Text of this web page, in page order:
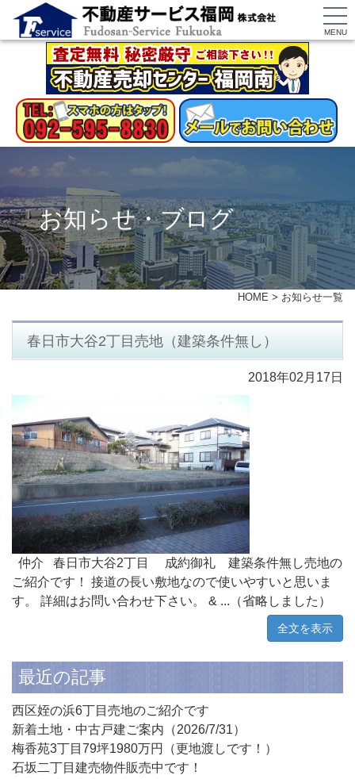
MENU
お知らせ・ブログ
HOME > お知らせ一覧
春日市大谷2丁目売地（建築条件無し）
2018年02月17日
仲介 春日市大谷2丁目 成約御礼 建築条件無し売地の
ご紹介です！ 接道の長い敷地なので使いやすいと思いま
す。 詳細はお問い合わせ下さい。 & ...（省略しました）
全文を表示
最近の記事
西区姪の浜6丁目売地のご紹介です
新着土地・中古戸建ご案内（2026/7/31）
梅香苑3丁目79坪1980万円（更地渡しです！）
石坂二丁目建売物件販売中です！